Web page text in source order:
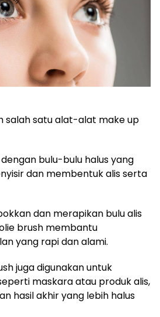
salah satu alat-alat make up
bulu-bulu halus yang
dan membentuk alis serta
dan merapikan bulu alis
brush membantu
yang rapi dan alami.
juga digunakan untuk
maskara atau produk alis,
hasil akhir yang lebih halus